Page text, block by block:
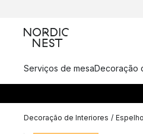
Serviços de mesaDecoração
Decoração de Interiores /